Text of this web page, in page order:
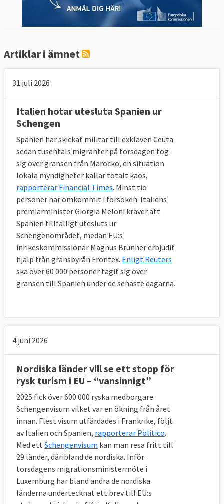
Artiklar i ämnet
31 juli 2026
Italien hotar utesluta Spanien ur
Schengen
Spanien har skickat militär till exklaven Ceuta
sedan tusentals migranter på torsdagen tog
sig över gränsen från Marocko, en situation
lokala myndigheter kallar totalt kaos,
rapporterar Financial Times. Minst tio
personer har omkommit i försöken. Italiens
premiärminister Giorgia Meloni kräver att
Spanien tillfälligt utesluts ur
Schengenområdet, medan EU:s
inrikeskommissionär Magnus Brunner erbjudit
hjälp från gränsbyrån Frontex. Enligt Reuters
ska över 60 000 personer tagit sig över
gränsen till Spanien under de senaste dagarna.
4 juni 2026
Nordiska länder vill se ett stopp för
rysk turism i EU – “vansinnigt”
2025 fick över 600 000 ryska medborgare
Schengenvisum vilket var en ökning från året
innan. Flest visum utfärdades i Frankrike, följt
av Italien och Spanien, rapporterar Politico.
Med ett Schengenvisum kan man resa fritt till
29 länder, däribland de nordiska. Inför
torsdagens migrationsministermöte i
Luxemburg har bland andra de nordiska
länderna undertecknat ett brev till EU:s